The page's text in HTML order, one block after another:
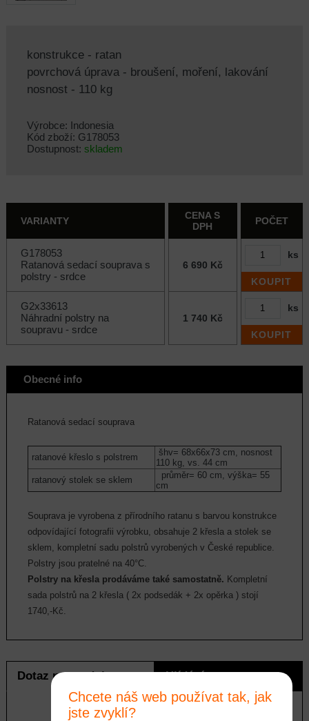
konstrukce - ratan
povrchová úprava - broušení, moření, lakování
nosnost - 110 kg
Výrobce: Indonesia
Kód zboží: G178053
Dostupnost: skladem
VARIANTY
CENA S
DPH
POČET
G178053
Ratanová sedací souprava s
polstry - srdce
6 690 Kč
ks
KOUPIT
G2x33613
Náhradní polstry na
soupravu - srdce
1 740 Kč
ks
KOUPIT
Obecné info
Ratanová sedací souprava
ratanové křeslo s polstrem
šhv= 68x66x73 cm, nosnost
110 kg, vs. 44 cm
ratanový stolek se sklem
průměr= 60 cm, výška= 55
cm
Souprava je vyrobena z přírodního ratanu s barvou konstrukce
odpovídající fotografii výrobku, obsahuje 2 křesla a stolek se
sklem, kompletní sadu polstrů vyrobených v České republice.
Polstry jsou pratelné na 40°C.
Polstry na křesla prodáváme také samostatně. Kompletní
sada polstrů na 2 křesla ( 2x podsedák + 2x opěrka ) stojí
1740,-Kč.
Dotaz na produkt Hlídání ceny
Chcete náš web používat tak, jak
jste zvyklí?